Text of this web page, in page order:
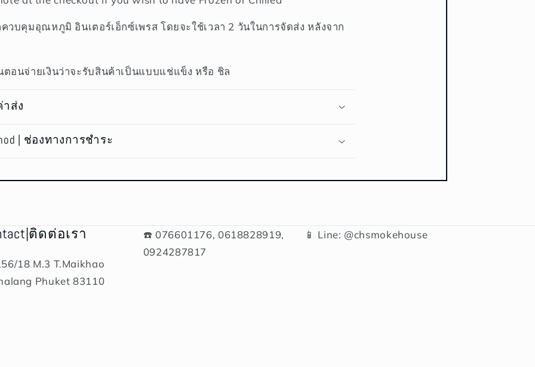
วบคุมอุณหภูมิ อินเตอร์เอ็กซ์เพรส โดยจะใช้เวลา 2 วันในการจัดส่ง หลังจาก
ตอนจ่ายเงินว่าจะรับสินค้าเป็นแบบแช่แข็ง หรือ ชิล
าส่ง
| ช่องทางการชำระ
ติดต่อเรา
18 M.3 T.Maikhao
Phuket 83110
☎️ 076601176, 0618828919,
0924287817
📱 Line: @chsmokehouse